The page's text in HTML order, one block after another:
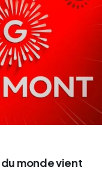
monde vient